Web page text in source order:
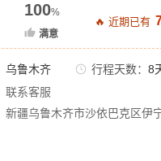
100%
满意
🔥 近期已有
乌鲁木齐 行程天数： 8
联系客服
新疆乌鲁木齐市沙依巴克区伊